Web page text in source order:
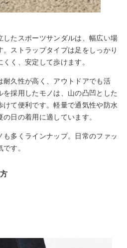
したスポーツサンダルは、幅広い場
ストラップタイプは足をしっかり
く、安定して歩けます。
耐久性が高く、アウトドアでも活
採用したモノは、山の凸凹とした
けて便利です。軽量で通気性や防水
日の着用に適しています。
多くラインナップ。日常のファッ
す。